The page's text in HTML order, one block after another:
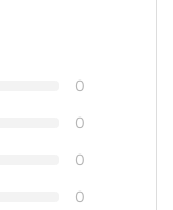
0
0
0
0